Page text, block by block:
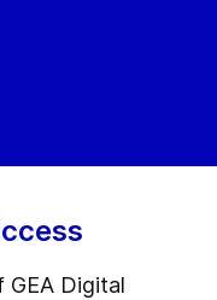
GEA Digital